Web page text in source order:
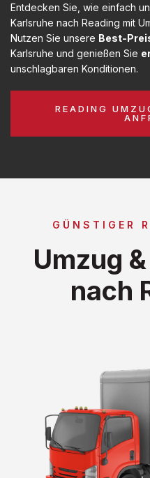
Entdecken Sie, wie einfach
Karlsruhe nach Reading mit
Nutzen Sie unsere Best-
Karlsruhe und genießen Sie
unschlagbaren Konditionen.
READING
GÜNSTIGER
Umzug
nach